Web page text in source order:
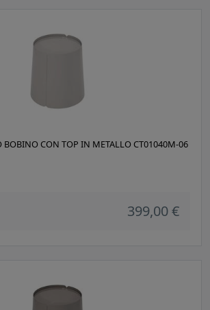
BOBINO CON TOP IN METALLO CT01040M-06
399,00 €